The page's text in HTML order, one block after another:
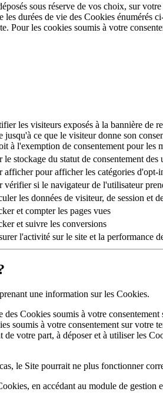
sous réserve de vos choix, sur
durées de vie des Cookies énumérés
Pour les cookies soumis à votre
les visiteurs exposés à la bannière de
jusqu'à ce que le visiteur donne son
à l'exemption de consentement pour les
stockage du statut de consentement
afficher pour afficher les catégories
vérifier si le navigateur de l'utilisateur
les données de visiteur, de session et
et compter les pages vues
et suivre les conversions
l'activité sur le site et la performance
une information sur les Cookies.
Cookies soumis à votre
soumis à votre consentement sur votre
votre part, à déposer et à utiliser les
le Site pourrait ne plus fonctionner
en accédant au module de gestion